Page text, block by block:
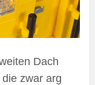
Dach
zwar arg